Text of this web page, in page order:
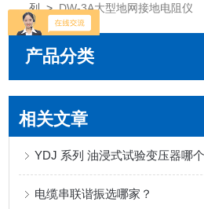
列>DW-3A大型地网接地电阻仪
产品分类
相关文章
YDJ 系列 油浸式试验变压器哪
电缆串联谐振选哪家？